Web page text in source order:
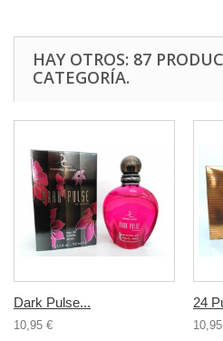
HAY OTROS: 87
CATEGORÍA.
Dark Pulse...
10,95 €
24